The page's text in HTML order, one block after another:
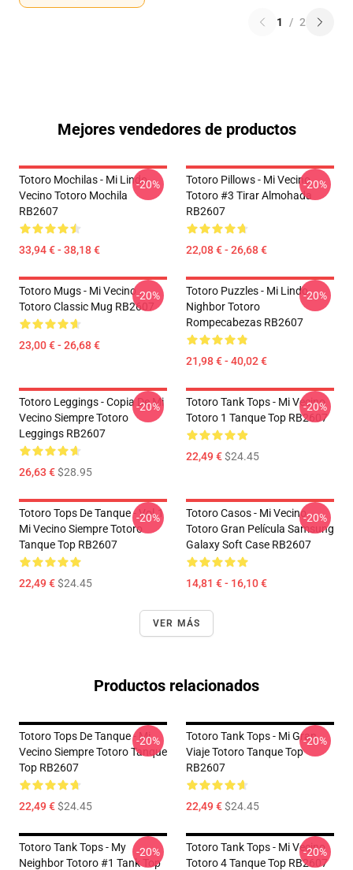
1 / 2
Mejores vendedores de productos
Totoro Mochilas - Mi Lindo
Vecino Totoro Mochila
RB2607
33,94 € - 38,18 €
-20%
Totoro Pillows - Mi Vecino
Totoro #3 Tirar Almohada
RB2607
22,08 € - 26,68 €
-20%
Totoro Mugs - Mi Vecino
Totoro Classic Mug RB2607
23,00 € - 26,68 €
-20%
Totoro Puzzles - Mi Lindo
Nighbor Totoro
Rompecabezas RB2607
21,98 € - 40,02 €
-20%
Totoro Leggings - Copia De Mi
Vecino Siempre Totoro
Leggings RB2607
26,63 €$28.95
-20%
Totoro Tank Tops - Mi Vecino
Totoro 1 Tanque Top RB2607
22,49 €$24.45
-20%
Totoro Tops De Tanque - Vol.1
Mi Vecino Siempre Totoro
Tanque Top RB2607
22,49 €$24.45
-20%
Totoro Casos - Mi Vecino
Totoro Gran Película Samsung
Galaxy Soft Case RB2607
14,81 € - 16,10 €
-20%
VER MÁS
Productos relacionados
Totoro Tops De Tanque - Mi
Vecino Siempre Totoro Tanque
Top RB2607
22,49 €$24.45
-20%
Totoro Tank Tops - Mi Gran
Viaje Totoro Tanque Top
RB2607
22,49 €$24.45
-20%
Totoro Tank Tops - My
Neighbor Totoro #1 Tank Top
-20%
Totoro Tank Tops - Mi Vecino
Totoro 4 Tanque Top RB2607
-20%